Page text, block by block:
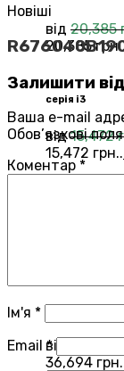
від 20,385
20,385
серія i3
від15,472
15,472 грн..
від
36,694
Новіші
Залишити
Ваша e-mail
Обов’язкові
Коментар *
Ім'я *
Email *